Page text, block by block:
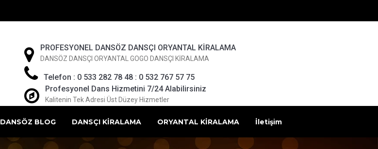
PROFESYONEL DANSÖZ DANSÇI ORYANTAL KİRALAMA
DANSÖZ DANSÇI ORYANTAL GOGO DANSÇI KİRALAMA
Telefon : 0 533 282 78 48 : 0 532 767 57 75
Profesyonel Dans Hizmetini 7/24 Alabilirsiniz
Kalitenin Tek Adresi Üst Düzey Hizmetler
DANSÖZ BLOG DANSÇI KİRALAMA ORYANTAL KİRALAMA İletişim